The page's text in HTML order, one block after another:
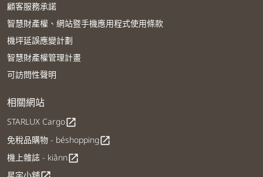
顧客服務承諾
智慧財產權、網站暨手機應用程式使用條款
機坪延誤應變計劃
智慧財產權管理計畫
可訪問性聲明
相關網站
STARLUX Cargoopen_in_new
免稅品購物 - béshoppingopen_in_new
機上雜誌 - kiânnopen_in_new